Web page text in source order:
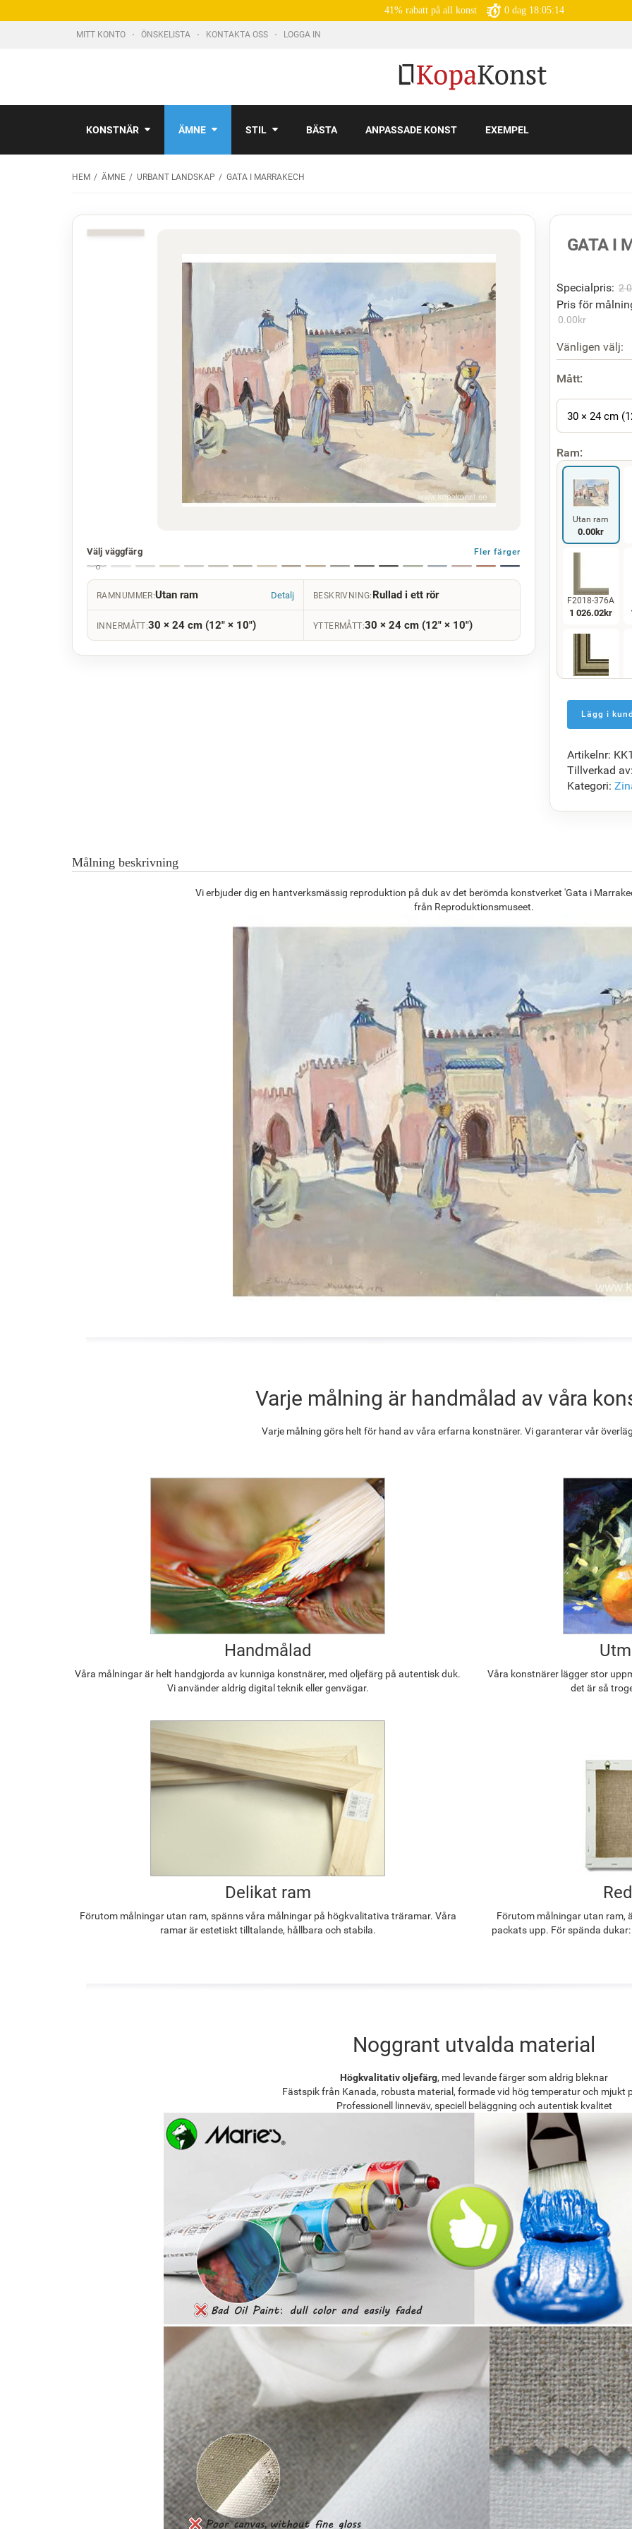
41% rabatt på all konst 0 dag 18:05:12
MITT KONTO ÖNSKELISTA KONTAKTA OSS LOGGA IN
KONSTNÄR ÄMNE STIL BÄSTA ANPASSADE KONST EXEMPEL
HEM ÄMNE URBANT LANDSKAP GATA I MARRAKECH
Välj väggfärg Fler färger
RAMNUMMER:Utan ram Detalj BESKRIVNING: Rullad i ett rör
INNERMÅTT:30 × 24 cm (12" × 10") YTTERMÅTT:30 × 24 cm (12" × 10")
GATA I
Specialpris: 2
Pris för
0.00kr
Vänligen välj:
Mått:
30 × 24 cm
Ram:
Utan ram
0.00kr
F2018-376A
1 026.02kr
F5429-258
1 430.51kr
Artikelnr:
Tillverkad av:
Kategori:
Målning beskrivning
Vi erbjuder dig en hantverksmässig reproduktion på duk av det berömda konstverket 'Gata i
från Reproduktionsmuseet.
Varje målning är handmålad av våra
Varje målning görs helt för hand av våra erfarna konstnärer. Vi garanterar vår
Handmålad
Våra målningar är helt handgjorda av kunniga konstnärer, med oljefärg på autentisk duk.
Vi använder aldrig digital teknik eller genvägar.
Våra konstnärer lägger stor
det är så
Delikat ram
Förutom målningar utan ram, spänns våra målningar på högkvalitativa träramar. Våra
ramar är estetiskt tilltalande, hållbara och stabila.
Förutom målningar utan ram,
packats upp. För spända
Noggrant utvalda material
Högkvalitativ oljefärg, med levande färger som aldrig bleknar
Fästspik från Kanada, robusta material, formade vid hög temperatur och mjukt
Professionell linneväv, speciell beläggning och autentisk kvalitet